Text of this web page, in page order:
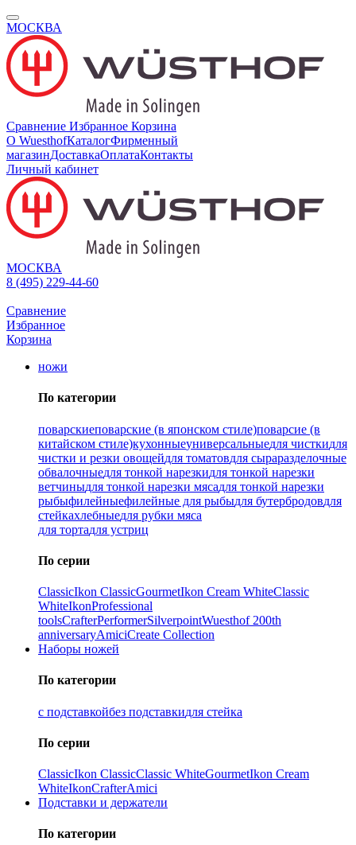
МОСКВА
Сравнение Избранное Корзина
О WuesthofКаталогФирменный
магазинДоставкаОплатаКонтакты
Личный кабинет
МОСКВА
8 (495) 229-44-60
Сравнение
Избранное
Корзина
ножи
По категории
поварскиеповарские (в японском стиле)поварсие (в
китайском стиле)кухонныеуниверсальныедля чисткидля
чистки и резки овощейдля томатовдля сыраразделочные
обвалочныедля тонкой нарезкидля тонкой нарезки
ветчиныдля тонкой нарезки мясадля тонкой нарезки
рыбыфилейныефилейные для рыбыдля бутербродовдля
стейкахлебныедля рубки мяса
для тортадля устриц
По серии
ClassicIkon ClassiсGourmetIkon Cream WhiteClassic
WhiteIkonProfessional
toolsCrafterPerformerSilverpointWuesthof 200th
anniversaryAmiciCreate Collection
Наборы ножей
По категории
с подставкойбез подставкидля стейка
По серии
ClassicIkon ClassiсClassic WhiteGourmetIkon Cream
WhiteIkonCrafterAmici
Подставки и держатели
По категории